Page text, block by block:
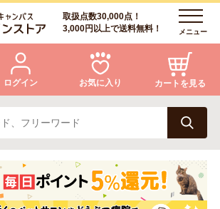
取扱点数30,000点！
3,000円以上で送料無料！
メニュー
猫
アクア・爬虫類・昆虫
ログイン お気に入り カートを見る